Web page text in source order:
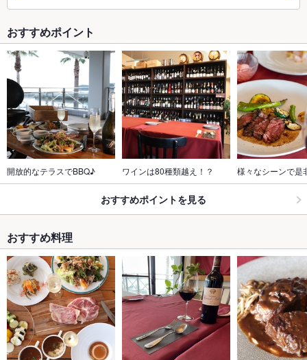
おすすめポイント
開放的なテラスでBBQ♪ ワインは80種類越え！？ 様々なシーンで是
おすすめポイントを見る
おすすめ料理